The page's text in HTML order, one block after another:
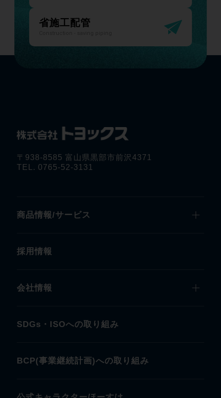
省施工配管
〒938-8585 富山県黒部市前沢4371
TEL. 0765-52-3131
商品情報/サービス
採用情報
会社情報
SDGs・ISOへの取り組み
BCP(事業継続計画)への取り組み